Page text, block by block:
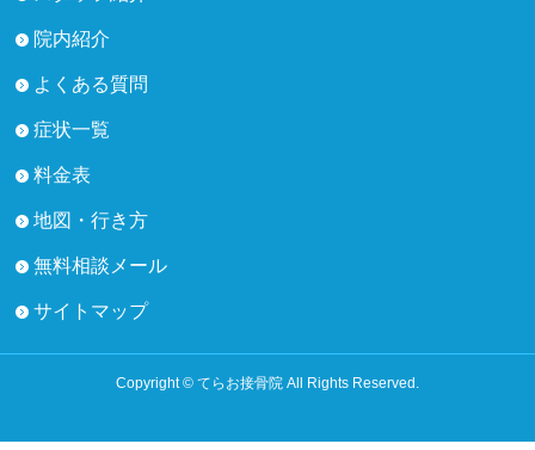
院内紹介
よくある質問
症状一覧
料金表
地図・行き方
無料相談メール
サイトマップ
Copyright © てらお接骨院 All Rights Reserved.